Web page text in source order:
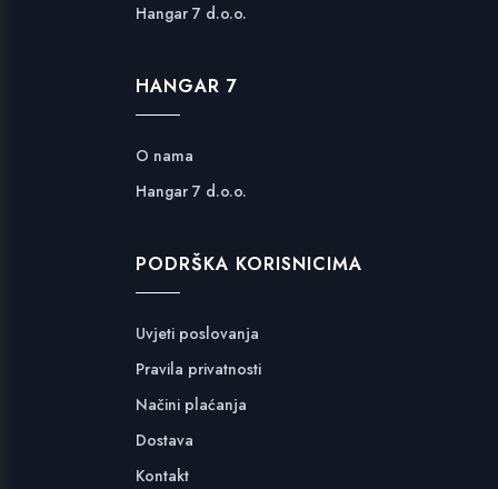
Hangar 7 d.o.o.
HANGAR 7
O nama
Hangar 7 d.o.o.
PODRŠKA KORISNICIMA
Uvjeti poslovanja
Pravila privatnosti
Načini plaćanja
Dostava
Kontakt